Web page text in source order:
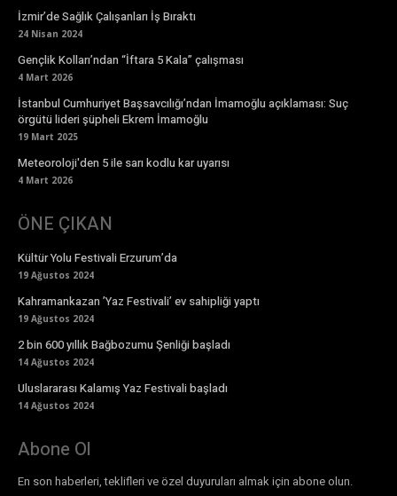
İzmir’de Sağlık Çalışanları İş Bıraktı
24 Nisan 2024
Gençlik Kolları’ndan “İftara 5 Kala” çalışması
4 Mart 2026
İstanbul Cumhuriyet Başsavcılığı’ndan İmamoğlu açıklaması: Suç
örgütü lideri şüpheli Ekrem İmamoğlu
19 Mart 2025
Meteoroloji'den 5 ile sarı kodlu kar uyarısı
4 Mart 2026
ÖNE ÇIKAN
Kültür Yolu Festivali Erzurum’da
19 Ağustos 2024
Kahramankazan ’Yaz Festivali’ ev sahipliği yaptı
19 Ağustos 2024
2 bin 600 yıllık Bağbozumu Şenliği başladı
14 Ağustos 2024
Uluslararası Kalamış Yaz Festivali başladı
14 Ağustos 2024
Abone Ol
En son haberleri, teklifleri ve özel duyuruları almak için abone olun.